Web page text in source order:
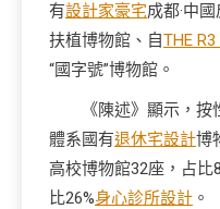
有設計家豪宅成都·中
扶植博物館、自THE
“國字號”博物館。
《陳述》顯示，
體系國有退休宅設計博
高校博物館32座，占比
比26%身心診所設計 。